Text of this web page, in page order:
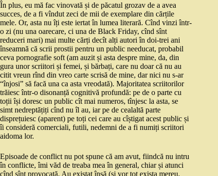
În plus, eu mă fac vinovată și de păcatul grozav de a avea
succes, de a fi vîndut zeci de mii de exemplare din cărțile
mele. Or, asta nu îți este iertat în lumea literară. Cînd vinzi într-
o zi (nu una oarecare, ci una de Black Friday, cînd sînt
reduceri mari) mai multe cărți decît alți autori în doi-trei ani
înseamnă că scrii prostii pentru un public needucat, probabil
ceva pornografie soft (am auzit și asta despre mine, da, din
gura unor scriitori și femei, și bărbați, care nu doar că nu au
citit vreun rînd din vreo carte scrisă de mine, dar nici nu s-ar
“înjosi” să facă una ca asta vreodată). Majoritatea scriitorilor
trăiesc într-o disonanță cognitivă profundă: pe de o parte cu
toții își doresc un public cît mai numeros, tînjesc la asta, se
simt nedreptățiți cînd nu îl au, iar pe de cealaltă parte
disprețuiesc (aparent) pe toți cei care au cîștigat acest public și
îi consideră comerciali, futili, nedemni de a fi numiți scriitori
aidoma lor.
Episoade de conflict nu pot spune că am avut, fiindcă nu intru
în conflicte, îmi văd de treaba mea în general, chiar și atunci
cînd sînt provocată. Au existat însă (și vor tot exista mereu,